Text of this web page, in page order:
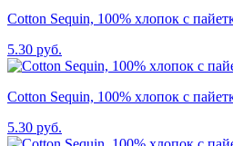
Cotton Sequin, 100% хлопок с
5.30 руб.
Cotton Sequin, 100% хлопок с
5.30 руб.